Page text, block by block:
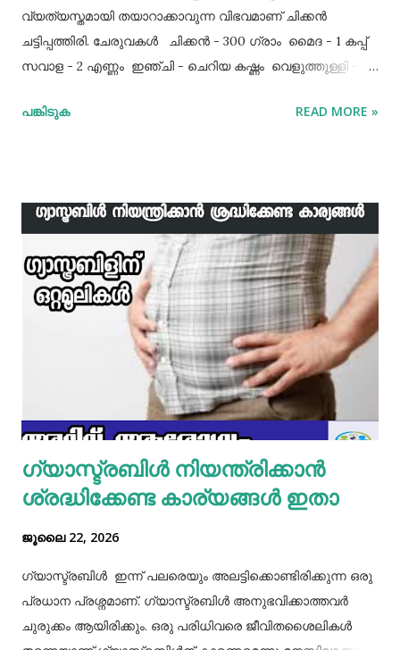
വ്യത്യസ്തമായി തയാറാക്കാവുന്ന വിഭവമാണ് ചിക്കൻ
ചട്ടിപ്പത്തിരി. ചേരുവകൾ ചിക്കൻ - 300 ഗ്രാം മൈദ - 1 കപ്പ്‌
സവാള - 2 എണ്ണം ഇഞ്ചി - ചെറിയ കഷ്ണം വെളുത്തുള്ളി - 5
വിധം ചിക്കൻ കുറച്ച് ഉപ്പും കുരുമുളകുപൊടിയും
ഇഞ്ചി വെളുത്തുള്ളി, സവാള എന്നിവ ചേർത്ത് വഴറ്റാം.
ഇതിൽ പൊടികളെല്ലാം ചേർത്ത് ചൂടാക്കിയശേഷം വേവിച്ച്
മാറ്റിവച്ച ചിക്കൻ ചേർത്ത് ഒന്ന് ഇളകിയെടുക്കാം. ഇനി ഒരു
മിക്സിയുടെ ജാറിലേക്ക് മുട്ട, മൈദ, വെള്ളം പാകത്തിന് ഉപ്പ്
എന്നിവ ചേർത്ത് നന്നായിട്ട് അടിച്ചെടുക്കാം. ഇനി ഒരു പാനിൽ
മാവൊഴിച്ചു ദോശ ചുട്ടെടുക്കാം. ഇനി ഒരു പാത്രത്തിൽ മുട്ട
പൊട്ടിച്ച് ഒഴിക്കാം കൂടെത്തന്നെ പാൽ, കുരുമുളകുപൊടി, ഉപ്പ്,
മല്ലിയില എന്നിവ ചേർത്തൊരു മിക്സ്‌ തയാറാക്കാം. ഇനി
ഒരു പാനിൽ കുറച്ച് നെയ്യ് തടവിയ ശേഷം അതിൽ തയാ...
പങ്കിടുക READ MORE »
ഗ്യാസ്ട്രബിൾ നിയന്ത്രിക്കാൻ
ശ്രദ്ധിക്കേണ്ട കാര്യങ്ങൾ ഇതാ
ജൂലൈ 22, 2026
ഗ്യാസ്ട്രബിൾ ഇന്ന് പലരെയും അലട്ടിക്കൊണ്ടിരിക്കുന്ന ഒരു
പ്രധാന പ്രശ്നമാണ്. ഗ്യാസ്ട്രബിൾ അനുഭവിക്കാത്തവർ
ചുരുക്കം ആയിരിക്കും. ഒരു പരിധിവരെ ജീവിതശൈലികൾ